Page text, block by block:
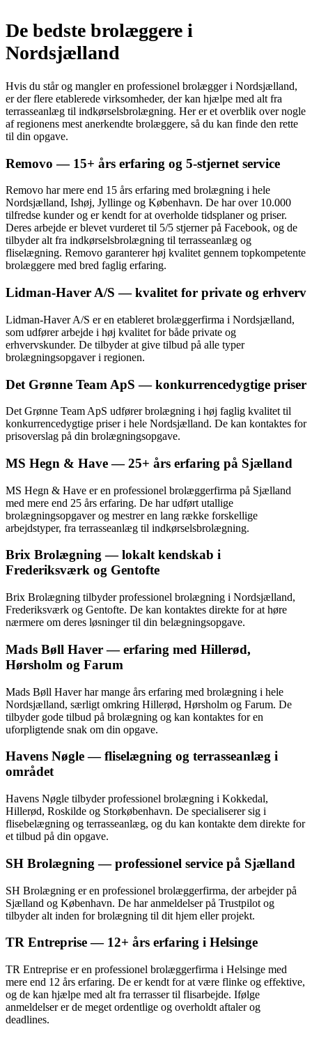
De bedste brolæggere i
Nordsjælland
Hvis du står og mangler en professionel brolægger i Nordsjælland,
er der flere etablerede virksomheder, der kan hjælpe med alt fra
terrasseanlæg til indkørselsbrolægning. Her er et overblik over nogle
af regionens mest anerkendte brolæggere, så du kan finde den rette
til din opgave.
Removo — 15+ års erfaring og 5-stjernet service
Removo har mere end 15 års erfaring med brolægning i hele
Nordsjælland, Ishøj, Jyllinge og København. De har over 10.000
tilfredse kunder og er kendt for at overholde tidsplaner og priser.
Deres arbejde er blevet vurderet til 5/5 stjerner på Facebook, og de
tilbyder alt fra indkørselsbrolægning til terrasseanlæg og
fliselægning. Removo garanterer høj kvalitet gennem topkompetente
brolæggere med bred faglig erfaring.
Lidman-Haver A/S — kvalitet for private og erhverv
Lidman-Haver A/S er en etableret brolæggerfirma i Nordsjælland,
som udfører arbejde i høj kvalitet for både private og
erhvervskunder. De tilbyder at give tilbud på alle typer
brolægningsopgaver i regionen.
Det Grønne Team ApS — konkurrencedygtige priser
Det Grønne Team ApS udfører brolægning i høj faglig kvalitet til
konkurrencedygtige priser i hele Nordsjælland. De kan kontaktes for
prisoverslag på din brolægningsopgave.
MS Hegn & Have — 25+ års erfaring på Sjælland
MS Hegn & Have er en professionel brolæggerfirma på Sjælland
med mere end 25 års erfaring. De har udført utallige
brolægningsopgaver og mestrer en lang række forskellige
arbejdstyper, fra terrasseanlæg til indkørselsbrolægning.
Brix Brolægning — lokalt kendskab i
Frederiksværk og Gentofte
Brix Brolægning tilbyder professionel brolægning i Nordsjælland,
Frederiksværk og Gentofte. De kan kontaktes direkte for at høre
nærmere om deres løsninger til din belægningsopgave.
Mads Bøll Haver — erfaring med Hillerød,
Hørsholm og Farum
Mads Bøll Haver har mange års erfaring med brolægning i hele
Nordsjælland, særligt omkring Hillerød, Hørsholm og Farum. De
tilbyder gode tilbud på brolægning og kan kontaktes for en
uforpligtende snak om din opgave.
Havens Nøgle — fliselægning og terrasseanlæg i
området
Havens Nøgle tilbyder professionel brolægning i Kokkedal,
Hillerød, Roskilde og Storkøbenhavn. De specialiserer sig i
flisebelægning og terrasseanlæg, og du kan kontakte dem direkte for
et tilbud på din opgave.
SH Brolægning — professionel service på Sjælland
SH Brolægning er en professionel brolæggerfirma, der arbejder på
Sjælland og København. De har anmeldelser på Trustpilot og
tilbyder alt inden for brolægning til dit hjem eller projekt.
TR Entreprise — 12+ års erfaring i Helsinge
TR Entreprise er en professionel brolæggerfirma i Helsinge med
mere end 12 års erfaring. De er kendt for at være flinke og effektive,
og de kan hjælpe med alt fra terrasser til flisarbejde. Ifølge
anmeldelser er de meget ordentlige og overholdt aftaler og
deadlines.